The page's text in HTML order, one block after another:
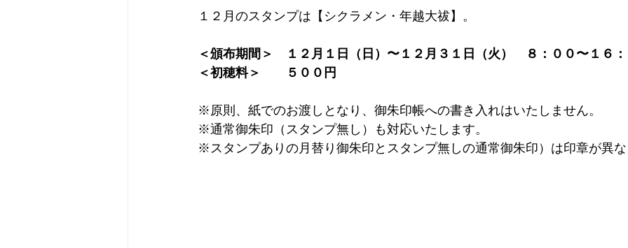
１２月のスタンプは 【シクラメン・年越大祓】 。
＜頒布期間＞　１２月１日（日）〜１２月３１日（火）　８：００〜１６
＜初穂料＞　　５００円
※原則、紙でのお渡しとなり、御朱印帳への書き入れはいたしません。
※通常御朱印（スタンプ無し）も対応いたします。
※スタンプありの月替り御朱印とスタンプ無しの通常御朱印）は印章が異